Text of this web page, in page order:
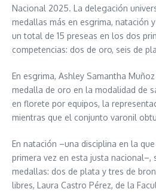
Nacional 2025. La delegación
medallas más en esgrima, natación
un total de 15 preseas en los dos
competencias: dos de oro, seis de
En esgrima, Ashley Samantha
medalla de oro en la modalidad de
en florete por equipos, la
mientras que el conjunto varonil
En natación –una disciplina en la
primera vez en esta justa nacional–,
medallas: dos de plata y tres de
libres, Laura Castro Pérez, de la